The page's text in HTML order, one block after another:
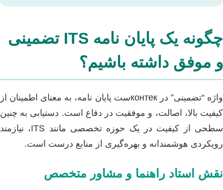
چگونه یک پایان نامه ITS تضمینی
و موفق داشته باشیم؟
واژه “تضمینی” در контекست پایان نامه، به معنای اطمینان از
کیفیت بالا، اصالت، و موفقیت در دفاع است. دستیابی به چنین
سطحی از کیفیت در یک حوزه تخصصی مانند ITS، نیازمند
رویکردی هوشمندانه و بهره‌گیری از منابع درست است.
نقش استاد راهنما و مشاور متخصص